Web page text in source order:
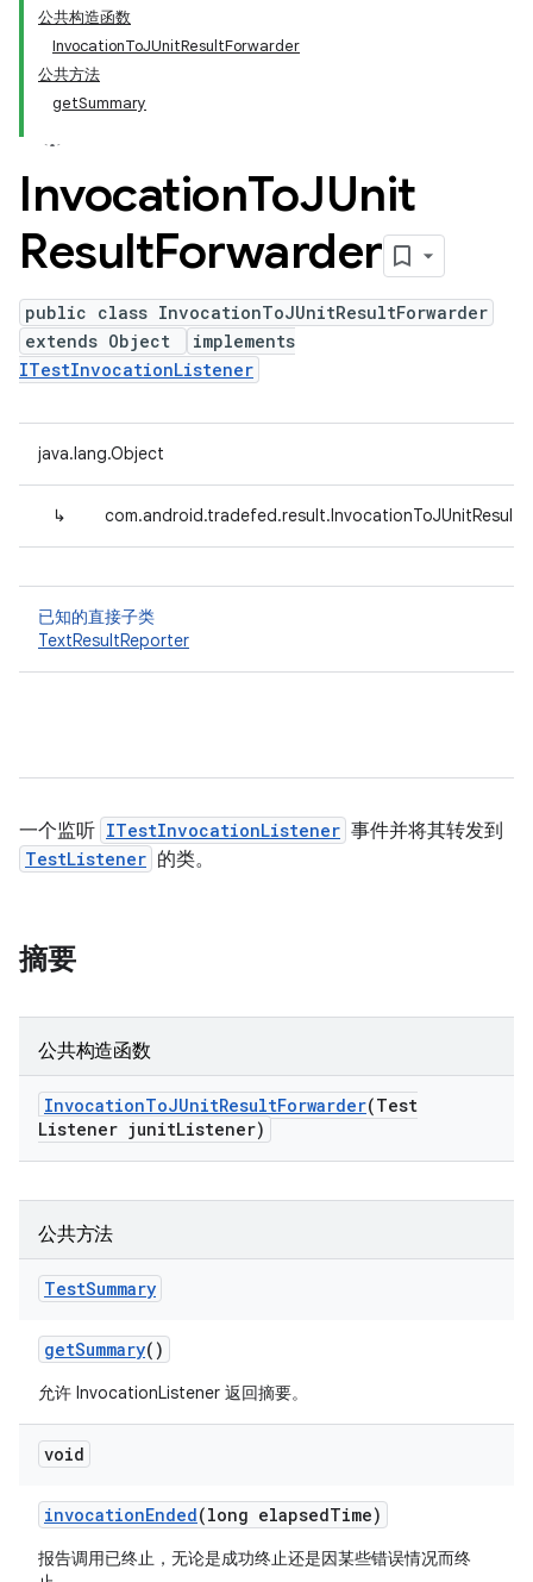
公共构造函数
InvocationToJUnitResultForwarder
公共方法
getSummary
InvocationToJUnit
ResultForwarder
public class InvocationToJUnitResultForwarder
extends Object
implements
ITestInvocationListener
java.lang.Object
↳
已知的直接子类
TextResultReporter
一个监听 ITestInvocationListener 事件并将其转发到
TestListener 的类。
摘要
公共构造函数
InvocationToJUnitResultForwarder(Test
Listener junitListener)
公共方法
TestSummary
getSummary()
允许 InvocationListener 返回摘要。
void
invocationEnded(long elapsedTime)
报告调用已终止，无论是成功终止还是因某些错误情况而终